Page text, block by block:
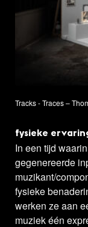
Tracks - Traces –
fysieke
In een tijd
gegenereerde
muzikant/
fysieke
werken ze aan
muziek één